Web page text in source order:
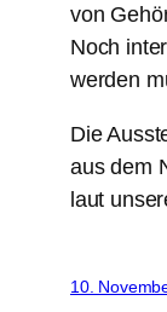
von
Noch
werden
Die
aus dem
laut
10.